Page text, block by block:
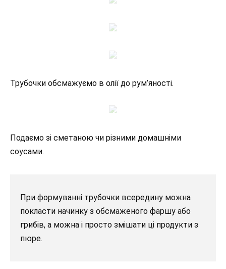
Трубочки обсмажуємо в олії до рум’яності.
Подаємо зі сметаною чи різними домашніми
соусами.
При формуванні трубочки всередину можна
покласти начинку з обсмаженого фаршу або
грибів, а можна і просто змішати ці продукти з
пюре.